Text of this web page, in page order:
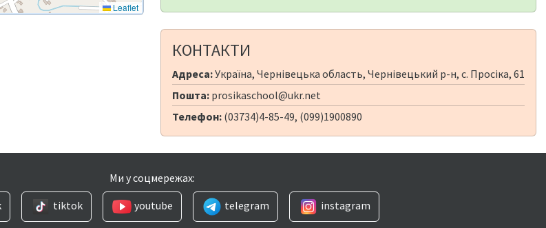
Leaflet
КОНТАКТИ
Адреса:Україна, Чернівецька область, Чернівецький р-н, с. Просіка, 61
Пошта: prosikaschool@ukr.net
Телефон: (03734)4-85-49, (099)1900890
Ми у соцмережах:
tiktok youtube telegram instagram